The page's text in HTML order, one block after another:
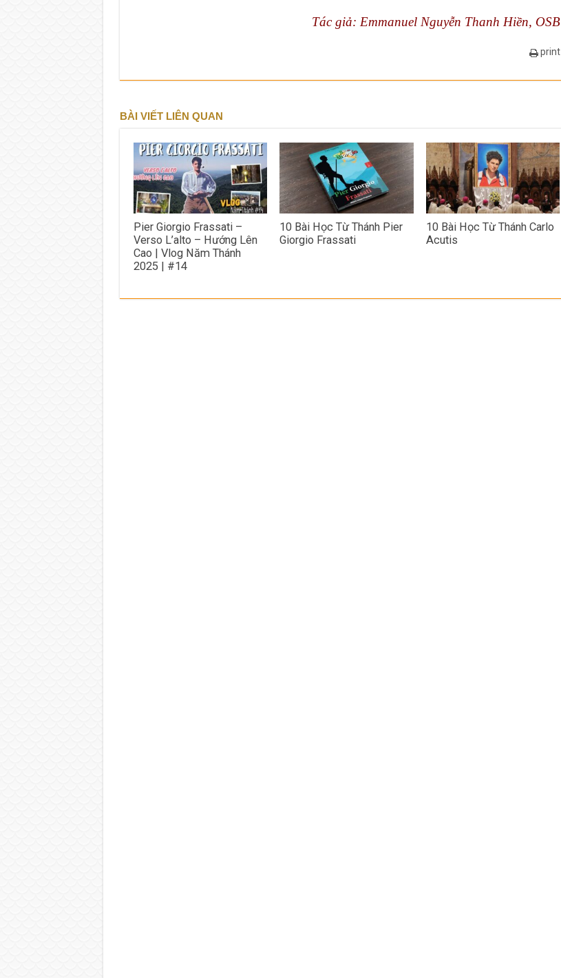
Tác giả: Emmanuel Nguyễn Thanh Hiền, OSB
print
BÀI VIẾT LIÊN QUAN
Pier Giorgio Frassati –
Verso L’alto – Hướng Lên
Cao | Vlog Năm Thánh
2025 | #14
10 Bài Học Từ Thánh Pier
Giorgio Frassati
10 Bài Học Từ Thánh Carlo
Acutis